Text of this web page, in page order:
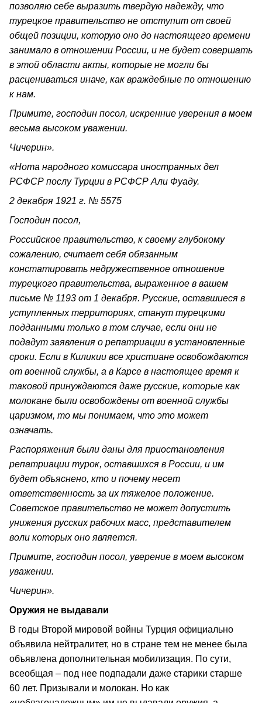
позволяю себе выразить твердую надежду, что
турецкое правительство не отступит от своей
общей позиции, которую оно до настоящего времени
занимало в отношении России, и не будет совершать
в этой области акты, которые не могли бы
расцениваться иначе, как враждебные по отношению
к нам.
Примите, господин посол, искренние уверения в моем
весьма высоком уважении.
Чичерин».
«Нота народного комиссара иностранных дел
РСФСР послу Турции в РСФСР Али Фуаду.
2 декабря 1921 г. № 5575
Господин посол,
Российское правительство, к своему глубокому
сожалению, считает себя обязанным
констатировать недружественное отношение
турецкого правительства, выраженное в вашем
письме № 1193 от 1 декабря. Русские, оставшиеся в
уступленных территориях, станут турецкими
подданными только в том случае, если они не
подадут заявления о репатриации в установленные
сроки. Если в Киликии все христиане освобождаются
от военной службы, а в Карсе в настоящее время к
таковой принуждаются даже русские, которые как
молокане были освобождены от военной службы
царизмом, то мы понимаем, что это может
означать.
Распоряжения были даны для приостановления
репатриации турок, оставшихся в России, и им
будет объяснено, кто и почему несет
ответственность за их тяжелое положение.
Советское правительство не может допустить
унижения русских рабочих масс, представителем
воли которых оно является.
Примите, господин посол, уверение в моем высоком
уважении.
Чичерин».
Оружия не выдавали
В годы Второй мировой войны Турция официально
объявила нейтралитет, но в стране тем не менее была
объявлена дополнительная мобилизация. По сути,
всеобщая – под нее подпадали даже старики старше
60 лет. Призывали и молокан. Но как